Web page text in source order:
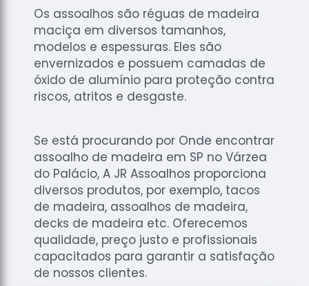
de Tacos
de
Madeiras
Raspagens
de Pisos
Tacos de
Os assoalhos são réguas de madeira
maciça em diversos tamanhos,
modelos e espessuras. Eles são
envernizados e possuem camadas de
óxido de alumínio para proteção contra
riscos, atritos e desgaste.
Se está procurando por Onde encontrar
assoalho de madeira em SP no Várzea
do Palácio, A JR Assoalhos proporciona
diversos produtos, por exemplo, tacos
de madeira, assoalhos de madeira,
decks de madeira etc. Oferecemos
qualidade, preço justo e profissionais
capacitados para garantir a satisfação
de nossos clientes.